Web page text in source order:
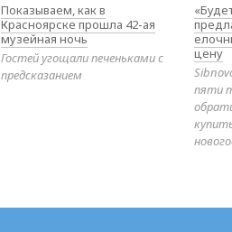
Показываем, как в
Красноярске прошла 42-ая
музейная ночь
Гостей угощали печеньками с
предсказанием
цену
пяти